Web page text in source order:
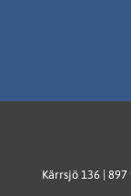
Kärrsjö 136 |